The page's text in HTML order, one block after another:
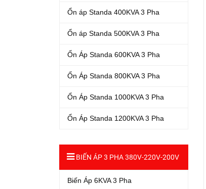
Ổn áp Standa 400KVA 3 Pha
Ổn áp Standa 500KVA 3 Pha
Ổn Áp Standa 600KVA 3 Pha
Ổn Áp Standa 800KVA 3 Pha
Ổn Áp Standa 1000KVA 3 Pha
Ổn Áp Standa 1200KVA 3 Pha
BIẾN ÁP 3 PHA 380V-220V-200V
Biến Áp 6KVA 3 Pha